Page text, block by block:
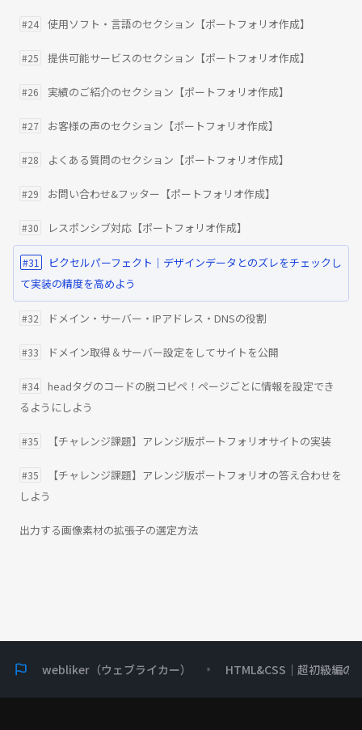
#24 使用ソフト・言語のセクション【ポートフォリオ作成】
#25 提供可能サービスのセクション【ポートフォリオ作成】
#26 実績のご紹介のセクション【ポートフォリオ作成】
#27 お客様の声のセクション【ポートフォリオ作成】
#28 よくある質問のセクション【ポートフォリオ作成】
#29 お問い合わせ&フッター【ポートフォリオ作成】
#30 レスポンシブ対応【ポートフォリオ作成】
#31
ピクセルパーフェクト｜デザインデータとのズレをチェックし
て実装の精度を高めよう
#32 ドメイン・サーバー・IPアドレス・DNSの役割
#33 ドメイン取得＆サーバー設定をしてサイトを公開
#34
headタグのコードの脱コピペ！ページごとに情報を設定でき
るようにしよう
#35 【チャレンジ課題】アレンジ版ポートフォリオサイトの実装
#35
【チャレンジ課題】アレンジ版ポートフォリオの答え合わせを
しよう
出力する画像素材の拡張子の選定方法
webliker（ウェブライカー） HTML&CSS｜超初級編の